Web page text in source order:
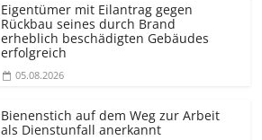
Eigentümer mit Eilantrag gegen
Rückbau seines durch Brand
erheblich beschädigten Gebäudes
erfolgreich
05.08.2026
Bienenstich auf dem Weg zur Arbeit
als Dienstunfall anerkannt